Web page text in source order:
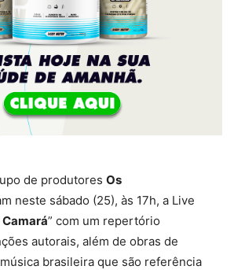
de produtores Os
neste sábado (25), às 17h, a Live
” com um repertório
autorais, além de obras de
brasileira que são referência